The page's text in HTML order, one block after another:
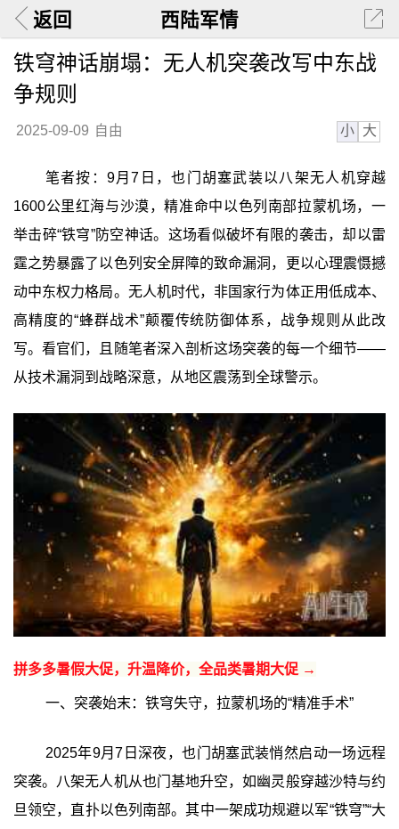
返回 西陆军情
铁穹神话崩塌：无人机突袭改写中东战
争规则
2025-09-09 自由 小 大
笔者按：9月7日，也门胡塞武装以八架无人机穿越
1600公里红海与沙漠，精准命中以色列南部拉蒙机场，一
举击碎“铁穹”防空神话。这场看似破坏有限的袭击，却以雷
霆之势暴露了以色列安全屏障的致命漏洞，更以心理震慑撼
动中东权力格局。无人机时代，非国家行为体正用低成本、
高精度的“蜂群战术”颠覆传统防御体系，战争规则从此改
写。看官们，且随笔者深入剖析这场突袭的每一个细节——
从技术漏洞到战略深意，从地区震荡到全球警示。
拼多多暑假大促，升温降价，全品类暑期大促 →
一、突袭始末：铁穹失守，拉蒙机场的“精准手术”
2025年9月7日深夜，也门胡塞武装悄然启动一场远程
突袭。八架无人机从也门基地升空，如幽灵般穿越沙特与约
旦领空，直扑以色列南部。其中一架成功规避以军“铁穹”“大